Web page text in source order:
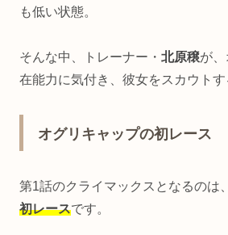
も低い状態。
そんな中、トレーナー・ 北原穣が
在能力に気付き、彼女をスカウトす
オグリキャップの初レース
第1話のクライマックスとなるのは、
初レースです。